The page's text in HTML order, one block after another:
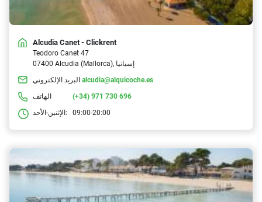
Alcudia Canet - Clickrent
Teodoro Canet 47
07400 Alcudia (Mallorca), إسبانيا
البريد الإلكتروني alcudia@alquicoche.es
الهاتف
(+34) 971 730 696
الإثنين-الأحد:
09:00-20:00